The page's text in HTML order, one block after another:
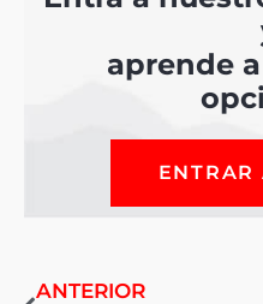
aprende
ENTRAR
ANTERIOR